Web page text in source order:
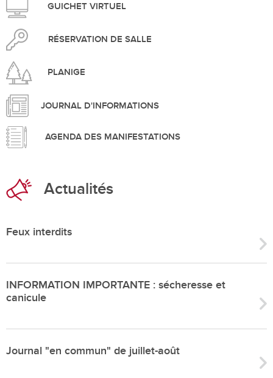
GUICHET VIRTUEL
RÉSERVATION DE SALLE
PLANIGE
JOURNAL D'INFORMATIONS
AGENDA DES MANIFESTATIONS
Actualités
Feux interdits
INFORMATION IMPORTANTE : sécheresse et
canicule
Journal "en commun" de juillet-août